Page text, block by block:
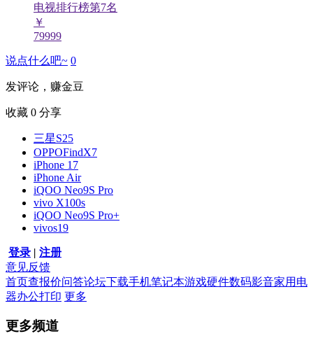
电视排行榜第7名
￥
79999
说点什么吧~ 0
发评论，赚金豆
收藏 0 分享
三星S25
OPPOFindX7
iPhone 17
iPhone Air
iQOO Neo9S Pro
vivo X100s
iQOO Neo9S Pro+
vivos19
登录 | 注册
意见反馈
首页查报价问答论坛下载手机笔记本游戏硬件数码影音家用电
器办公打印 更多
更多频道